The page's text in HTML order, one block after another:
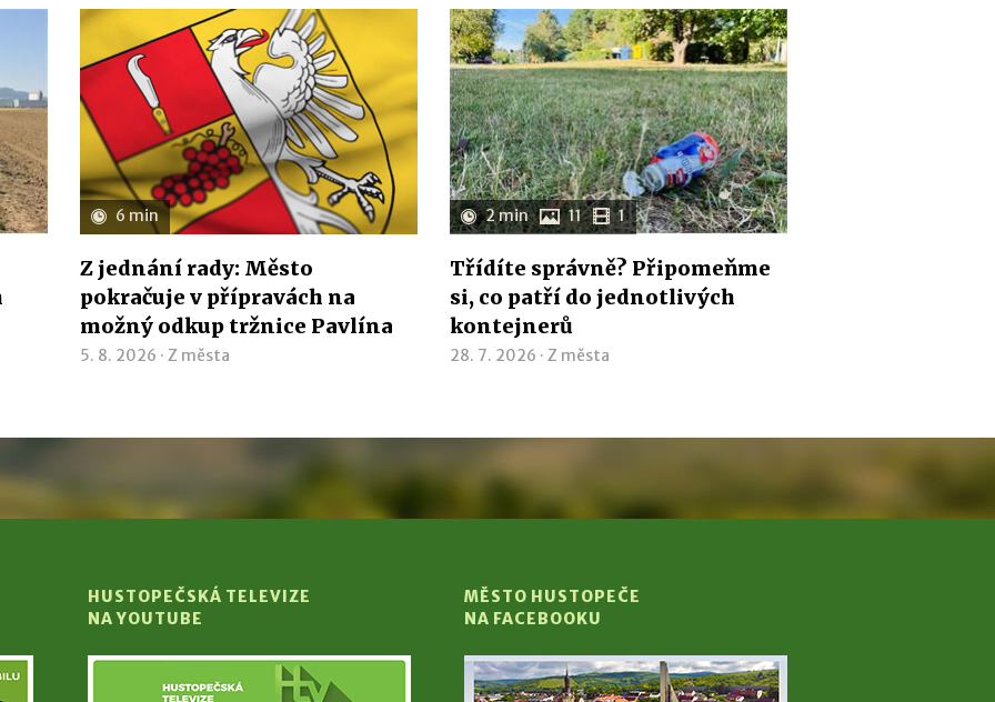
6 min
Z jednání rady: Město
pokračuje v přípravách na
možný odkup tržnice Pavlína
5. 8. 2026 ·Z města
2 min 11 1
Třídíte správně? Připomeňme
si, co patří do jednotlivých
kontejnerů
28. 7. 2026 ·Z města
HUSTOPEČSKÁ TELEVIZE
NA YOUTUBE
MĚSTO HUSTOPEČE
NA FACEBOOKU